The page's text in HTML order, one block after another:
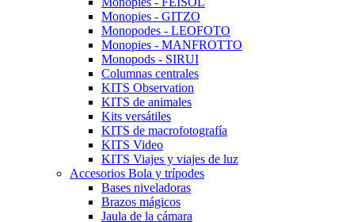
Monopies - GITZO
Monopodes - LEOFOTO
Monopies - MANFROTTO
Monopods - SIRUI
Columnas centrales
KITS Observation
KITS de animales
Kits versátiles
KITS de macrofotografía
KITS Video
KITS Viajes y viajes de luz
Accesorios Bola y trípodes
Bases niveladoras
Brazos mágicos
Jaula de la cámara